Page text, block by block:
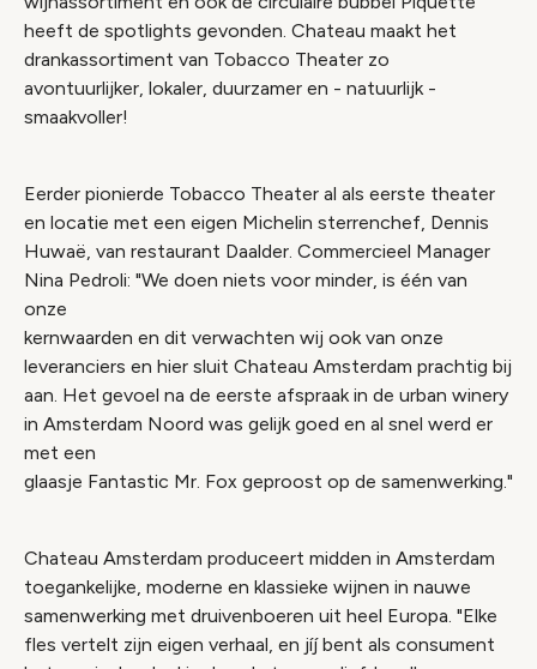
heeft de spotlights gevonden. Chateau maakt het
drankassortiment van Tobacco Theater zo
avontuurlijker, lokaler, duurzamer en - natuurlijk -
smaakvoller!
Eerder pionierde Tobacco Theater al als eerste theater
en locatie met een eigen Michelin sterrenchef, Dennis
Huwaë, van restaurant Daalder. Commercieel Manager
Nina Pedroli: "We doen niets voor minder, is één van
onze
kernwaarden en dit verwachten wij ook van onze
leveranciers en hier sluit Chateau Amsterdam prachtig bij
aan. Het gevoel na de eerste afspraak in de urban winery
in Amsterdam Noord was gelijk goed en al snel werd er
met een
glaasje Fantastic Mr. Fox geproost op de samenwerking."
Chateau Amsterdam produceert midden in Amsterdam
toegankelijke, moderne en klassieke wijnen in nauwe
samenwerking met druivenboeren uit heel Europa. "Elke
fles vertelt zijn eigen verhaal, en jíj bent als consument